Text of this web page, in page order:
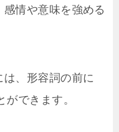
情や意味を強める
は、形容詞の前に
できます。